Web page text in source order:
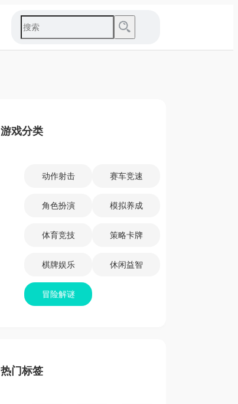
游戏分类
动作射击 赛车竞速
角色扮演 模拟养成
体育竞技 策略卡牌
棋牌娱乐 休闲益智
冒险解谜
热门标签